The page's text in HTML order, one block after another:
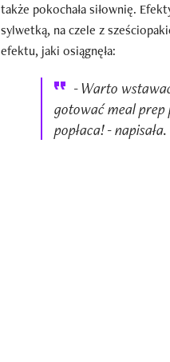
także pokochała siłownię.
sylwetką, na czele z
efektu, jaki osiągnęła:
- Warto
gotować meal prep
popłaca! - napisała.